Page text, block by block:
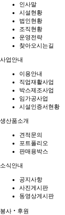
인사말
시설현황
법인현황
조직현황
운영전략
찾아오시는길
사업안내
이용안내
직업재활사업
박스제조사업
임가공사업
시설인증서현황
생산품소개
견적문의
포트폴리오
판매용박스
소식안내
공지사항
사진게시판
동영상게시판
봉사‧후원